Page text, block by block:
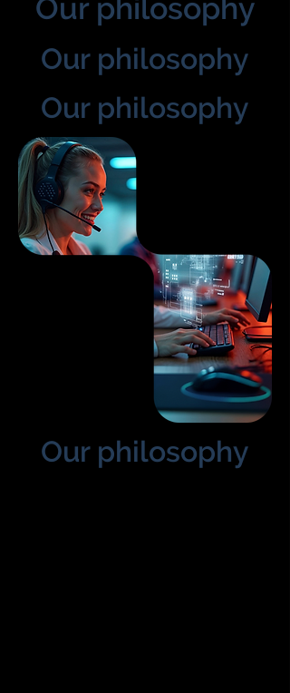
Our philosophy
Our philosophy
Our philosophy
Our philosophy